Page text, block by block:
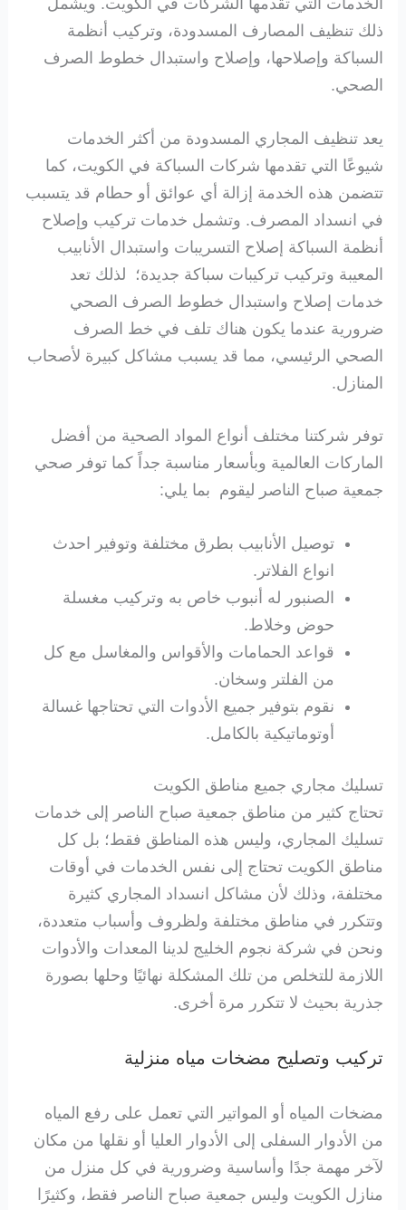
ذلك تنظيف المصارف المسدودة، وتركيب أنظمة
السباكة وإصلاحها، وإصلاح واستبدال خطوط الصرف
الصحي.
يعد تنظيف المجاري المسدودة من أكثر الخدمات
شيوعًا التي تقدمها شركات السباكة في الكويت، كما
تتضمن هذه الخدمة إزالة أي عوائق أو حطام قد يتسبب
في انسداد المصرف. وتشمل خدمات تركيب وإصلاح
أنظمة السباكة إصلاح التسريبات واستبدال الأنابيب
المعيبة وتركيب تركيبات سباكة جديدة؛ لذلك تعد
خدمات إصلاح واستبدال خطوط الصرف الصحي
ضرورية عندما يكون هناك تلف في خط الصرف
الصحي الرئيسي، مما قد يسبب مشاكل كبيرة لأصحاب
المنازل.
توفر شركتنا مختلف أنواع المواد الصحية من أفضل
الماركات العالمية وبأسعار مناسبة جداً كما توفر صحي
جمعية صباح الناصر ليقوم بما يلي:
توصيل الأنابيب بطرق مختلفة وتوفير احدث
انواع الفلاتر.
الصنبور له أنبوب خاص به وتركيب مغسلة
حوض وخلاط.
قواعد الحمامات والأقواس والمغاسل مع كل
من الفلتر وسخان.
نقوم بتوفير جميع الأدوات التي تحتاجها غسالة
أوتوماتيكية بالكامل.
تسليك مجاري جميع مناطق الكويت
تحتاج كثير من مناطق جمعية صباح الناصر إلى خدمات
تسليك المجاري، وليس هذه المناطق فقط؛ بل كل
مناطق الكويت تحتاج إلى نفس الخدمات في أوقات
مختلفة، وذلك لأن مشاكل انسداد المجاري كثيرة
وتتكرر في مناطق مختلفة ولظروف وأسباب متعددة،
ونحن في شركة نجوم الخليج لدينا المعدات والأدوات
اللازمة للتخلص من تلك المشكلة نهائيًا وحلها بصورة
جذرية بحيث لا تتكرر مرة أخرى.
تركيب وتصليح مضخات مياه منزلية
مضخات المياه أو المواتير التي تعمل على رفع المياه
من الأدوار السفلى إلى الأدوار العليا أو نقلها من مكان
لآخر مهمة جدًا وأساسية وضرورية في كل منزل من
منازل الكويت وليس جمعية صباح الناصر فقط، وكثيرًا